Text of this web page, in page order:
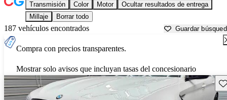
Transmisión Color Motor
Ocultar resultados de entrega
Millaje
Borrar todo
187 vehículos encontrados Guardar
Compra con precios transparentes.
Mostrar solo avisos que incluyan tasas del concesionario